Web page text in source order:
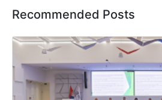
Recommended Posts